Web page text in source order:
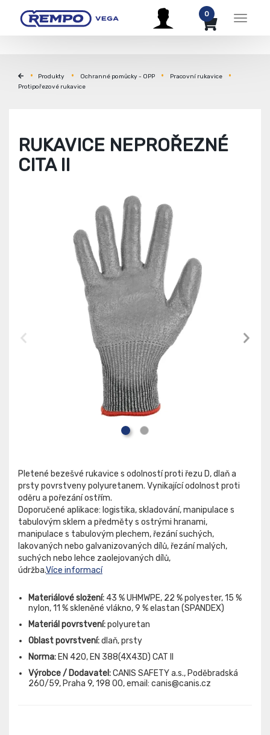
Menu
0
Produkty Ochranné pomůcky - OPP
Pracovní rukavice
Protipořezové rukavice
RUKAVICE NEPROŘEZNÉ
CITA II
Pletené bezešvé rukavice s odolností proti řezu D, dlaň a
prsty povrstveny polyuretanem. Vynikající odolnost proti
oděru a pořezání ostřím.
Doporučené aplikace: logistika, skladování, manipulace s
tabulovým sklem a předměty s ostrými hranami,
manipulace s tabulovým plechem, řezání suchých,
lakovaných nebo galvanizovaných dílů, řezání malých,
suchých nebo lehce zaolejovaných dílů,
údržba.Více informací
Materiálové složení: 43 % UHMWPE, 22 % polyester, 15 %
nylon, 11 % skleněné vlákno, 9 % elastan (SPANDEX)
Materiál povrstvení:polyuretan
Oblast povrstvení:dlaň, prsty
Norma: EN 420, EN 388(4X43D) CAT II
Výrobce / Dodavatel:CANIS SAFETY a.s., Poděbradská
260/59, Praha 9, 198 00, email: canis@canis.cz